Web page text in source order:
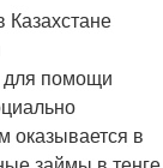
для помощи
оказывается в